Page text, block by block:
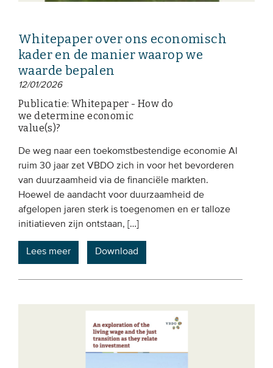
Whitepaper over ons economisch
kader en de manier waarop we
waarde bepalen
12/01/2026
Publicatie: Whitepaper - How do
we determine economic
value(s)?
De weg naar een toekomstbestendige economie Al
ruim 30 jaar zet VBDO zich in voor het bevorderen
van duurzaamheid via de financiële markten.
Hoewel de aandacht voor duurzaamheid de
afgelopen jaren sterk is toegenomen en er talloze
initiatieven zijn ontstaan, […]
Lees meer Download